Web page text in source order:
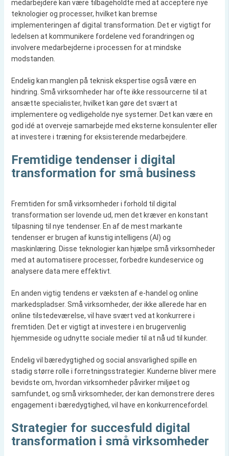
medarbejdere kan være tilbageholdte med at acceptere nye
teknologier og processer, hvilket kan bremse
implementeringen af digital transformation. Det er vigtigt for
ledelsen at kommunikere fordelene ved forandringen og
involvere medarbejderne i processen for at mindske
modstanden.
Endelig kan manglen på teknisk ekspertise også være en
hindring. Små virksomheder har ofte ikke ressourcerne til at
ansætte specialister, hvilket kan gøre det svært at
implementere og vedligeholde nye systemer. Det kan være en
god idé at overveje samarbejde med eksterne konsulenter eller
at investere i træning for eksisterende medarbejdere.
Fremtidige tendenser i digital
transformation for små business
Fremtiden for små virksomheder i forhold til digital
transformation ser lovende ud, men det kræver en konstant
tilpasning til nye tendenser. En af de mest markante
tendenser er brugen af kunstig intelligens (AI) og
maskinlæring. Disse teknologier kan hjælpe små virksomheder
med at automatisere processer, forbedre kundeservice og
analysere data mere effektivt.
En anden vigtig tendens er væksten af e-handel og online
markedspladser. Små virksomheder, der ikke allerede har en
online tilstedeværelse, vil have svært ved at konkurrere i
fremtiden. Det er vigtigt at investere i en brugervenlig
hjemmeside og udnytte sociale medier til at nå ud til kunder.
Endelig vil bæredygtighed og social ansvarlighed spille en
stadig større rolle i forretningsstrategier. Kunderne bliver mere
bevidste om, hvordan virksomheder påvirker miljøet og
samfundet, og små virksomheder, der kan demonstrere deres
engagement i bæredygtighed, vil have en konkurrencefordel.
Strategier for succesfuld digital
transformation i små virksomheder